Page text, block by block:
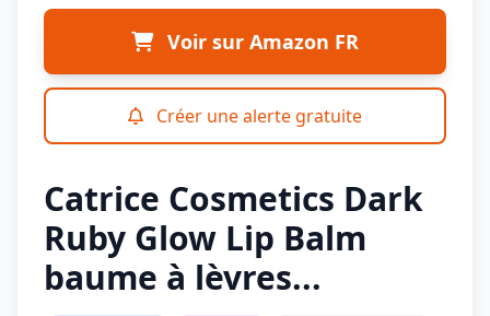
Voir sur Amazon FR
Créer une alerte gratuite
Catrice Cosmetics Dark
Ruby Glow Lip Balm
baume à lèvres...